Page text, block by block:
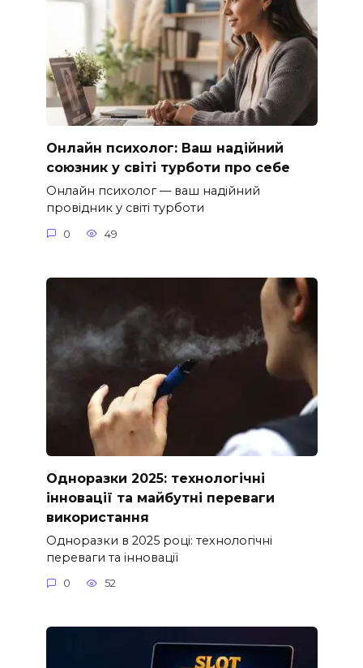
Онлайн психолог: Ваш надійний
союзник у світі турботи про себе
Онлайн психолог — ваш надійний
провідник у світі турботи
0 49
Одноразки 2025: технологічні
інновації та майбутні переваги
використання
Одноразки в 2025 році: технологічні
переваги та інновації
0 52